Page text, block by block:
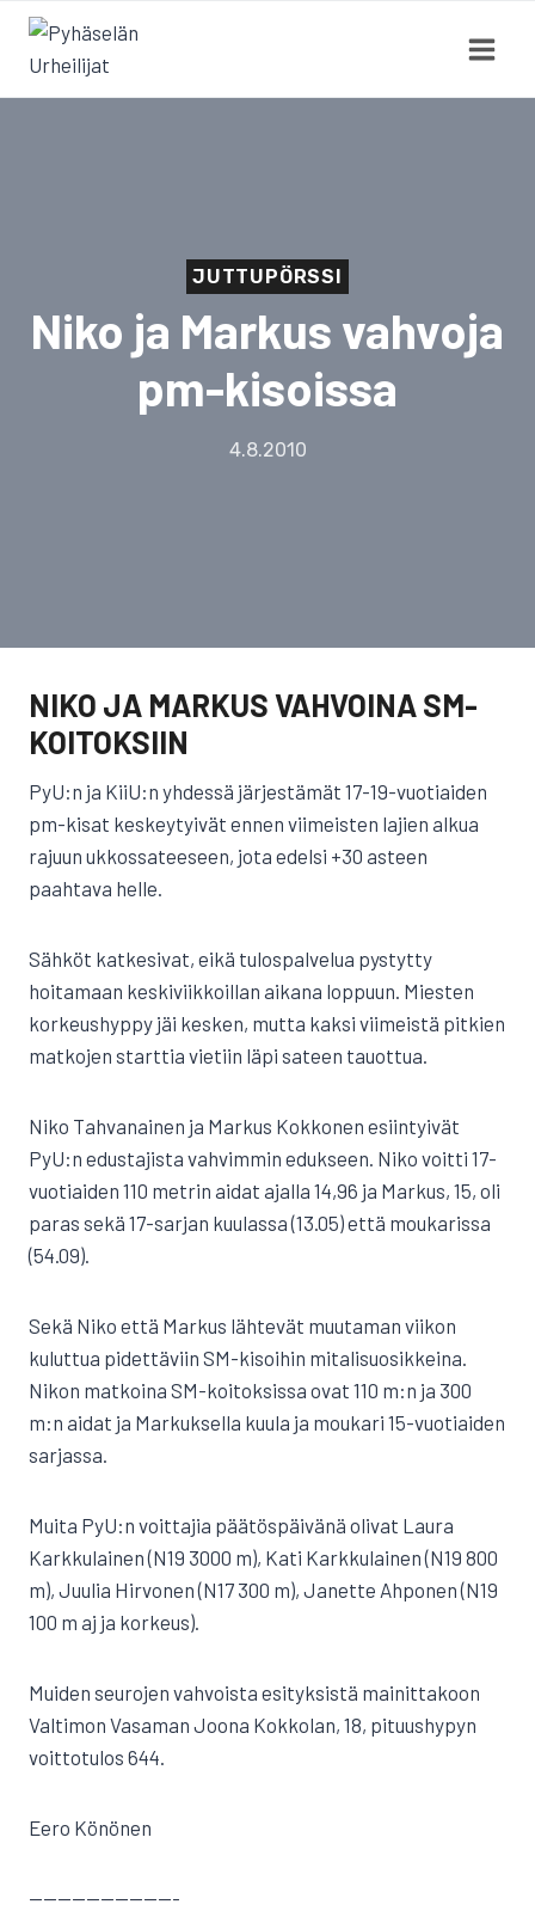
Siirry
sisältöön
JUTTUPÖRSSI
Niko ja Markus vahvoja
pm-kisoissa
4.8.2010
NIKO JA MARKUS VAHVOINA SM-
KOITOKSIIN
PyU:n ja KiiU:n yhdessä järjestämät 17-19-vuotiaiden
pm-kisat keskeytyivät ennen viimeisten lajien alkua
rajuun ukkossateeseen, jota edelsi +30 asteen
paahtava helle.
Sähköt katkesivat, eikä tulospalvelua pystytty
hoitamaan keskiviikkoillan aikana loppuun. Miesten
korkeushyppy jäi kesken, mutta kaksi viimeistä pitkien
matkojen starttia vietiin läpi sateen tauottua.
Niko Tahvanainen ja Markus Kokkonen esiintyivät
PyU:n edustajista vahvimmin edukseen. Niko voitti 17-
vuotiaiden 110 metrin aidat ajalla 14,96 ja Markus, 15, oli
paras sekä 17-sarjan kuulassa (13.05) että moukarissa
(54.09).
Sekä Niko että Markus lähtevät muutaman viikon
kuluttua pidettäviin SM-kisoihin mitalisuosikkeina.
Nikon matkoina SM-koitoksissa ovat 110 m:n ja 300
m:n aidat ja Markuksella kuula ja moukari 15-vuotiaiden
sarjassa.
Muita PyU:n voittajia päätöspäivänä olivat Laura
Karkkulainen (N19 3000 m), Kati Karkkulainen (N19 800
m), Juulia Hirvonen (N17 300 m), Janette Ahponen (N19
100 m aj ja korkeus).
Muiden seurojen vahvoista esityksistä mainittakoon
Valtimon Vasaman Joona Kokkolan, 18, pituushypyn
voittotulos 644.
Eero Könönen
——————————-